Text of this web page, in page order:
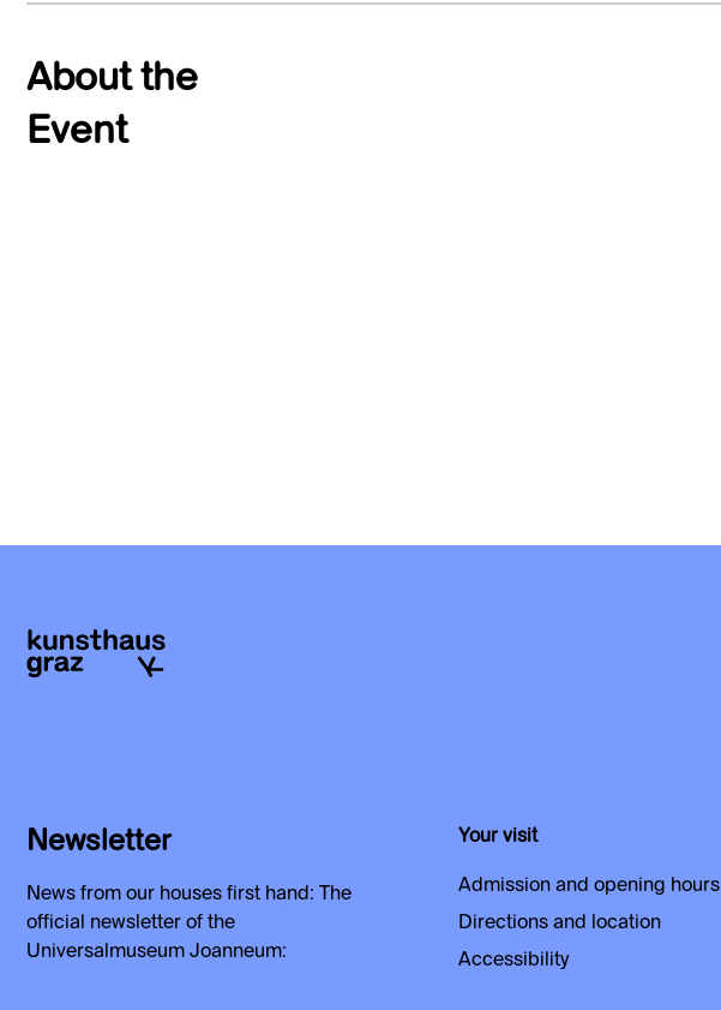
About the
Event
Newsletter
News from our houses first hand: The
official newsletter of the
Universalmuseum Joanneum:
Your visit
Admission and opening hours
Directions and location
Accessibility